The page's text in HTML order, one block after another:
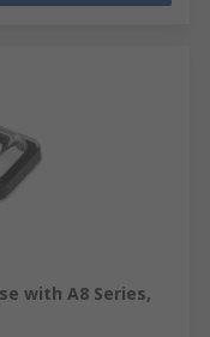
with A8 Series,